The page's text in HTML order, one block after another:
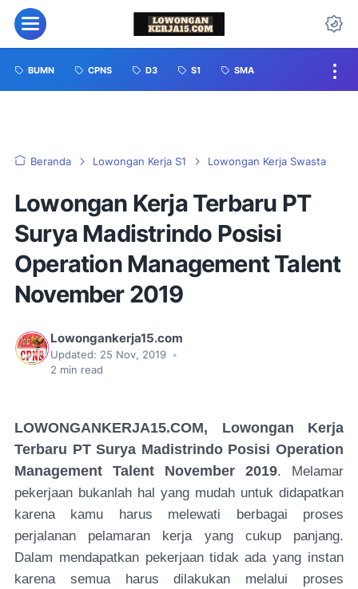
BUMN CPNS D3 S1 SMA
Beranda Lowongan Kerja S1 Lowongan Kerja Swasta
Lowongan Kerja Terbaru PT
Surya Madistrindo Posisi
Operation Management Talent
November 2019
Lowongankerja15.com
Updated: 25 Nov, 2019 •
2 min read
LOWONGANKERJA15.COM, Lowongan Kerja
Terbaru PT Surya Madistrindo Posisi Operation
Management Talent November 2019. Melamar
pekerjaan bukanlah hal yang mudah untuk didapatkan
karena kamu harus melewati berbagai proses
perjalanan pelamaran kerja yang cukup panjang.
Dalam mendapatkan pekerjaan tidak ada yang instan
karena semua harus dilakukan melalui proses